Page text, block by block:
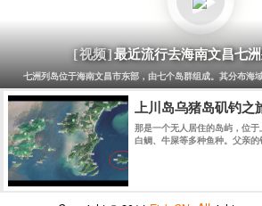
[视频]最近流行去海南文昌七
七洲列岛位于海南文昌市东部，由七个岛群组成。其分布
上川岛乌猪岛矶钓之
那是一个无人居住的岛屿，位于
白鲷、牛屎等多种鱼种。父亲